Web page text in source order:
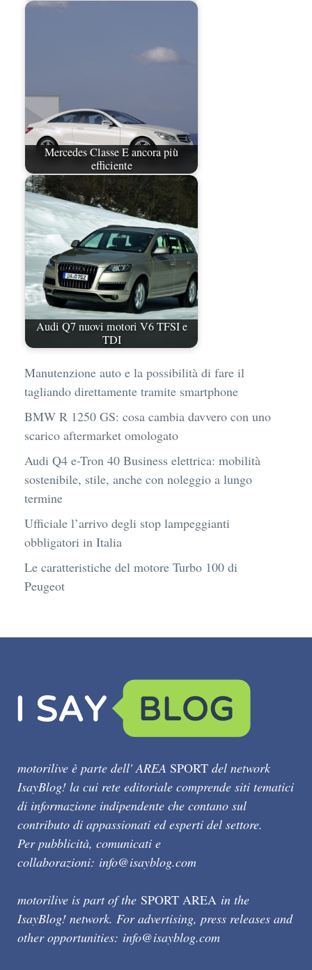
Mercedes Classe E ancora più
efficiente
Audi Q7 nuovi motori V6 TFSI e
TDI
Manutenzione auto e la possibilità di fare il
tagliando direttamente tramite smartphone
BMW R 1250 GS: cosa cambia davvero con uno
scarico aftermarket omologato
Audi Q4 e-Tron 40 Business elettrica: mobilità
sostenibile, stile, anche con noleggio a lungo
termine
Ufficiale l’arrivo degli stop lampeggianti
obbligatori in Italia
Le caratteristiche del motore Turbo 100 di
Peugeot
motorilive è parte dell' AREA SPORT del network
IsayBlog! la cui rete editoriale comprende siti tematici
di informazione indipendente che contano sul
contributo di appassionati ed esperti del settore.
Per pubblicità, comunicati e
collaborazioni: info@isayblog.com
motorilive is part of the SPORT AREA in the
IsayBlog! network. For advertising, press releases and
other opportunities: info@isayblog.com